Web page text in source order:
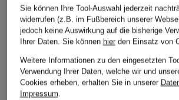
+Aktionsrabatt
darling harbour
Stricktop
19,99 €
+Aktionsrabatt
TED BAKER
Pullunder AYNIRA
Sie können Ihre Tool-Auswahl jederzeit
widerrufen (z.B. im Fußbereich unserer
jedoch keine Auswirkung auf die bisherige
Ihrer Daten. Sie können hierden Einsatz von
Weitere Informationen zu den eingesetzten
Verwendung Ihrer Daten, welche wir und
Cookies erheben, erhalten Sie in unserer
Impressum.